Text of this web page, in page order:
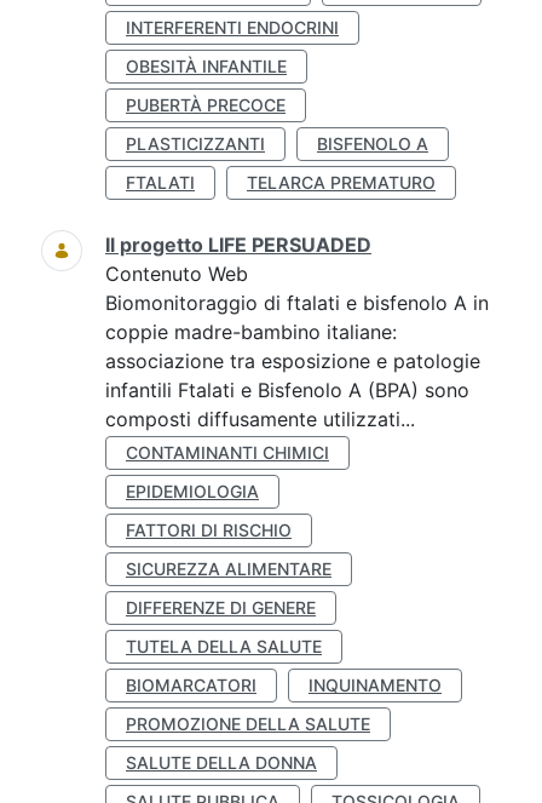
INTERFERENTI ENDOCRINI
OBESITÀ INFANTILE
PUBERTÀ PRECOCE
PLASTICIZZANTI
BISFENOLO A
FTALATI
TELARCA PREMATURO
Il progetto LIFE PERSUADED
Contenuto Web
Biomonitoraggio di ftalati e bisfenolo A in
coppie madre-bambino italiane:
associazione tra esposizione e patologie
infantili Ftalati e Bisfenolo A (BPA) sono
composti diffusamente utilizzati...
CONTAMINANTI CHIMICI
EPIDEMIOLOGIA
FATTORI DI RISCHIO
SICUREZZA ALIMENTARE
DIFFERENZE DI GENERE
TUTELA DELLA SALUTE
BIOMARCATORI
INQUINAMENTO
PROMOZIONE DELLA SALUTE
SALUTE DELLA DONNA